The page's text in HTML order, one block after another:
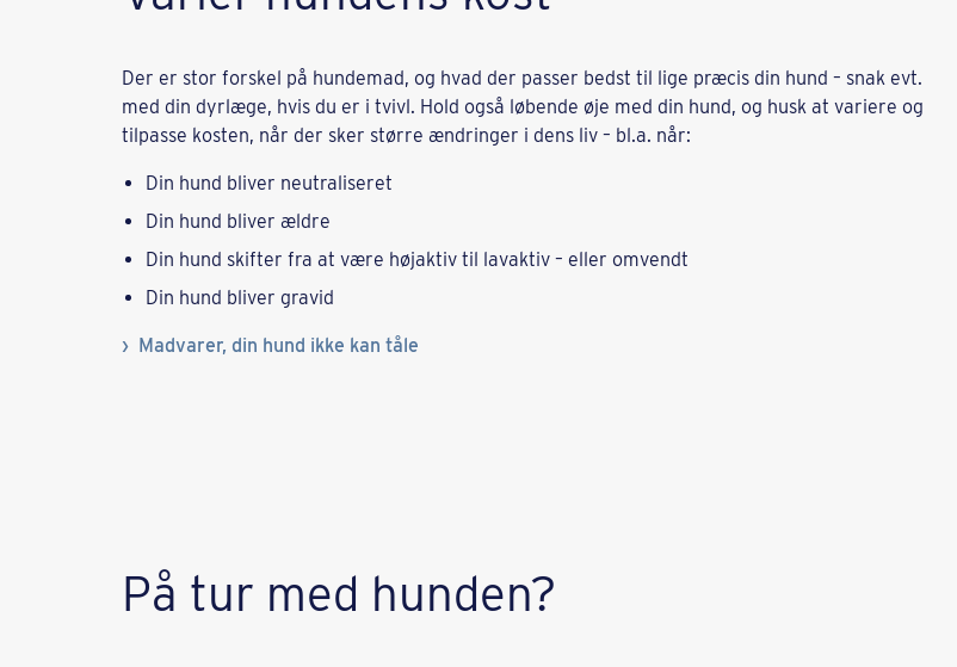
Der er stor forskel på hundemad, og hvad der passer bedst til lige præcis din hund – snak evt.
med din dyrlæge, hvis du er i tvivl. Hold også løbende øje med din hund, og husk at variere og
tilpasse kosten, når der sker større ændringer i dens liv – bl.a. når:
Din hund bliver neutraliseret
Din hund bliver ældre
Din hund skifter fra at være højaktiv til lavaktiv – eller omvendt
Din hund bliver gravid
Madvarer, din hund ikke kan tåle
På tur med hunden?